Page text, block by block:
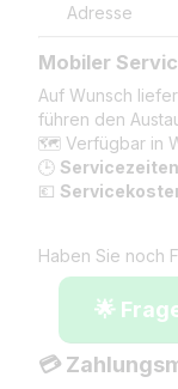
Adresse
Mobiler
Auf Wunsch
führen den
🗺️ Verfügbar in
🕒
💶
Haben Sie noch
🌟
💳